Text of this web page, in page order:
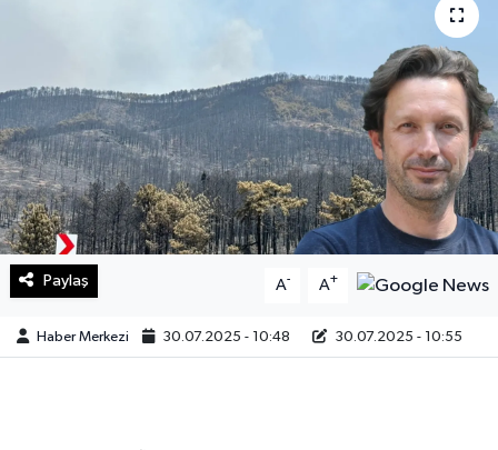
Paylaş A- A+
Haber Merkezi 30.07.2025 - 10:48 30.07.2025 - 10:55
Teknoloji
Yaşam